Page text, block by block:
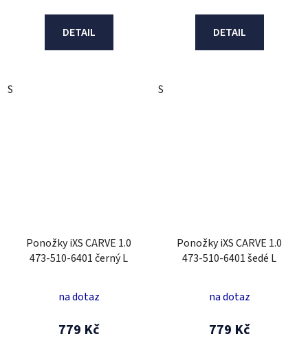
DETAIL
S
DETAIL
S
Ponožky iXS CARVE 1.0
473-510-6401 černý L
na dotaz
779 Kč
Ponožky iXS CARVE 1.0
473-510-6401 šedé L
na dotaz
779 Kč